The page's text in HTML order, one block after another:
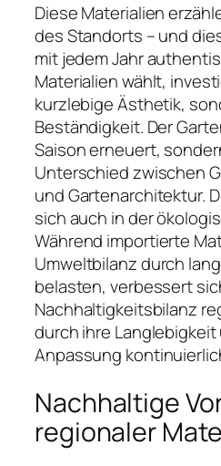
Diese Materialien
des Standorts – und
mit jedem Jahr
Materialien wählt,
kurzlebige Ästhetik,
Beständigkeit. Der
Saison erneuert,
Unterschied zwischen
und Gartenarchitektur.
sich auch in der
Während importierte
Umweltbilanz durch
belasten, verbessert
Nachhaltigkeitsbilanz
durch ihre Langlebigkeit
Anpassung
Nachhaltige
regionaler